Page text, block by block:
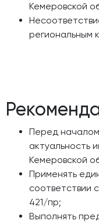
Кемеровской
региональным
Перед
актуальность
Кемеровской
Применять
соответствии
421/пр;
Выполнять